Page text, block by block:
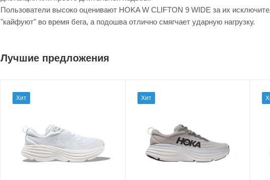
Пользователи высоко оценивают HOKA W CLIFTON 9 WIDE за их
"кайфуют" во время бега, а подошва отлично смягчает ударную нагрузку.
Лучшие предложения
Хит Хит